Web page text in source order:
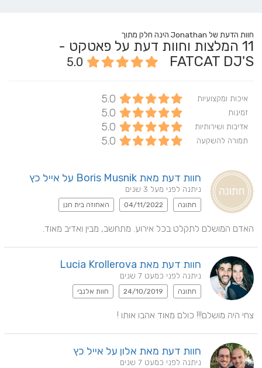
חוות הדעת של Jonathan הינה חלק מתוך
11 המלצות וחוות דעת על פאטקט -
FATCAT DJ'S
5.0
איכות ומקצועיות 5.0
זמינות 5.0
אדיבות ושירותיות 5.0
תמורה להשקעה 5.0
חוות דעת מאת Boris Musnik על אייל כץ
ניתנה לפני מעל 3 שנים
חתונה 04/11/2022 האחוזה בית חנן
האדם המושלם לתקלט בכל אירוע. מתחשב, מבין ואדיב מאוד.
חוות דעת מאת Lucia Krollerova
ניתנה לפני כמעט 7 שנים
חתונה 24/10/2019 חוות אלנבי
צחי היה מושלם!!! כולם מאוד אהבו אותו !
חוות דעת מאת אלון על אייל כץ
ניתנה לפני כמעט 7 שנים